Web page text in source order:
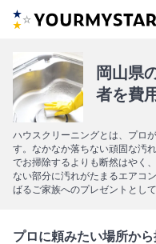
岡山県
者を費
ハウスクリーニングとは、プロ
す。なかなか落ちない頑固な汚
でお掃除するよりも断然はやく
ない部分に汚れがたまるエアコ
ばるご家族へのプレゼントとし
プロに頼みたい場所か